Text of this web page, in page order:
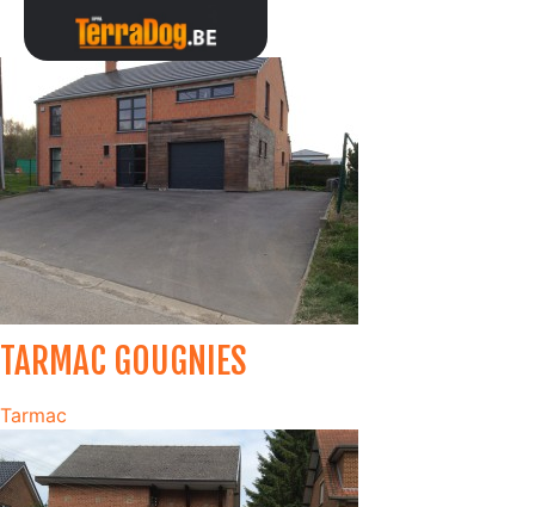
Tous
Tarmac
TARMAC GOUGNIES
Tarmac